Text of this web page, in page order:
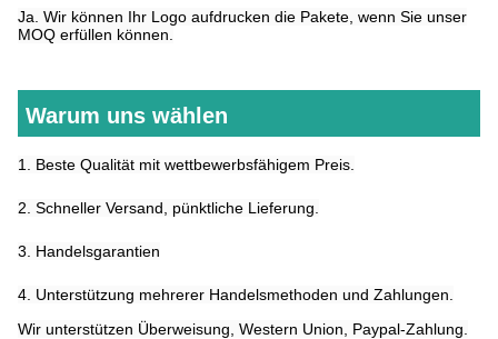
Ja. Wir können Ihr Logo aufdrucken die Pakete, wenn Sie unser
MOQ erfüllen können.
Warum uns wählen
1. Beste Qualität mit wettbewerbsfähigem Preis.
2. Schneller Versand, pünktliche Lieferung.
3. Handelsgarantien
4. Unterstützung mehrerer Handelsmethoden und Zahlungen.
Wir unterstützen Überweisung, Western Union, Paypal-Zahlung.